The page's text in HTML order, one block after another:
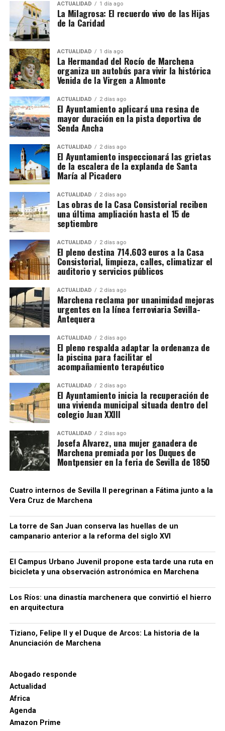
De Tiziano a Vasco Pereira
Vasco Pereira, un pintor portugués afincado en
Sevilla, fue testigo del impacto que Tiziano tenía en
la corte.Su Anunciación de 1576 es una copia
reinterpretada de la obra del maestro veneciano,y fue
encargada para la Iglesia de San Juan Bautista de
Marchena por los Duques de Arcos.
La clave está en Luis Cristóbal Ponce de León,
Duque de Arcos, quien mantenía una relación
privilegiada con los Habsburgo.
y Felipe IIle aseguró un lugar en el
la monarquía, y fue precisamente esta conexión la que
propició la llegada de la copia de Pereira al Palacio
Ducal de Marchena.
Luis Cristóbal Ponce de León, II Duque de Arcos, fue
un noble humanista y culto, prototipo del hombre
renacentista, que protegió y se rodeó de artistas
como el músico Cristóbal de Morales o el orfebre
Juan Ruiz.
Luis Cristóbal no solo era un noble con influencia
política, sino también un gran mecenas.Su
replicar en Marchena el esplendor artístico de
Madrid y Sevilla. En su afán por coleccionar arte de
copia de una obra inspirada en Tiziano era tener un
fragmento del mundo de Felipe II
Legado de Tiziano en la Corte
El contrato también debe incluir una compensación
por vacaciones de al menos el 10% del salario bruto.
Alojamiento, comida y
transporte
No todas las explotaciones ofrecen las mismas
condiciones. Algunas proporcionan alojamiento y
comida gratuitamente, otras solamente vivienda o
una comida diaria y también existen contratos sin
manutención ni alojamiento.
El trabajador debe comprobar antes de salir:
Salario bruto por hora.
Duración mínima del contrato.
Horario y pago de horas extraordinarias.
Condiciones del alojamiento.
Comidas incluidas.
Transporte hasta las parcelas.
Alta en la Seguridad Social agraria francesa.
Los sindicatos advierten de que nadie debe cobrar al
trabajador por conseguirle una oferta. Recomiendan
viajar con el contrato acordado directamente con la
explotación y desconfiar de anuncios difundidos por
redes sociales que soliciten pagos anticipados.
Por qué prefieren Francia
La principal razón es económica. Los jornaleros
pueden concentrar en pocas semanas unos ingresos
superiores a los obtenidos en campañas
equivalentes en Andalucía. También encuentran
mayor control de las jornadas, pago regulado de las
horas extras y cuadrillas que regresan a las mismas
CCOO sostiene que estos desplazamientos
demuestran que no faltan trabajadores para el
campo, sino empleos con condiciones
suficientemente atractivas. El sindicato reclama al
empresariado andaluz que tome como referencia el
modelo laboral francés.
ACTUALIDAD 1 día ago
La Milagrosa: El recuerdo vivo de las Hijas
de la Caridad
ACTUALIDAD 1 día ago
La Hermandad del Rocío de Marchena
organiza un autobús para vivir la histórica
Venida de la Virgen a Almonte
ACTUALIDAD 2 días ago
El Ayuntamiento aplicará una resina de
mayor duración en la pista deportiva de
Senda Ancha
ACTUALIDAD 2 días ago
El Ayuntamiento inspeccionará las grietas
de la escalera de la explanda de Santa
María al Picadero
ACTUALIDAD 2 días ago
Las obras de la Casa Consistorial reciben
una última ampliación hasta el 15 de
septiembre
ACTUALIDAD 2 días ago
El pleno destina 714.603 euros a la Casa
Consistorial, limpieza, calles, climatizar el
auditorio y servicios públicos
ACTUALIDAD 2 días ago
Marchena reclama por unanimidad mejoras
urgentes en la línea ferroviaria Sevilla-
Antequera
ACTUALIDAD 2 días ago
El pleno respalda adaptar la ordenanza de
la piscina para facilitar el
acompañamiento terapéutico
ACTUALIDAD 2 días ago
El Ayuntamiento inicia la recuperación de
una vivienda municipal situada dentro del
colegio Juan XXIII
ACTUALIDAD 2 días ago
Josefa Alvarez, una mujer ganadera de
Marchena premiada por los Duques de
Montpensier en la feria de Sevilla de 1850
Cuatro internos de Sevilla II peregrinan a Fátima junto a la
Vera Cruz de Marchena
La torre de San Juan conserva las huellas de un
campanario anterior a la reforma del siglo XVI
El Campus Urbano Juvenil propone esta tarde una ruta en
bicicleta y una observación astronómica en Marchena
Los Ríos: una dinastía marchenera que convirtió el hierro
en arquitectura
Tiziano, Felipe II y el Duque de Arcos: La historia de la
Anunciación de Marchena
Abogado responde
Actualidad
Africa
Agenda
Amazon Prime